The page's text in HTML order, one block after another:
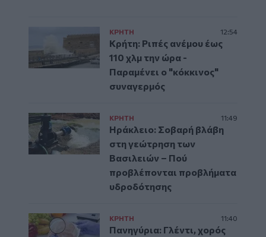
ΚΡΗΤΗ 12:54
Κρήτη: Ριπές ανέμου έως
110 χλμ την ώρα -
Παραμένει ο "κόκκινος"
συναγερμός
ΚΡΗΤΗ 11:49
Ηράκλειο: Σοβαρή βλάβη
στη γεώτρηση των
Βασιλειών – Πού
προβλέπονται προβλήματα
υδροδότησης
ΚΡΗΤΗ 11:40
Πανηγύρια: Γλέντι, χορός